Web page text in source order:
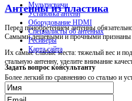
Антенны из пластика
Перед приобретением антенны
Самыми дешевыми и прочными признаны
Их самые слабые места: тяжелый вес и
стальную антенну, уделите внимание
Более легкий по сравнению со сталью и
Мультисвичи
Установка антенн
Оборудование HDMI
Специалисты об антеннах
Ресиверы
Карта сайта
Задать вопрос консультанту